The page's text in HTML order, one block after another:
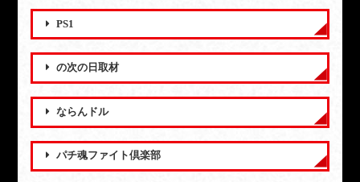
PS1
の次の日取材
ならんドル
パチ魂ファイト倶楽部